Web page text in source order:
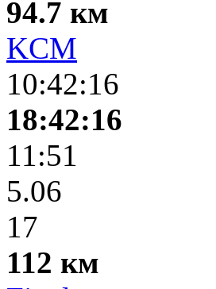
94.7 км
KCM
10:42:16
18:42:16
11:51
5.06
17
112 км